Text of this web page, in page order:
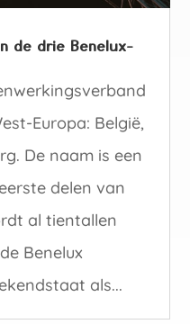
de drie Benelux-
Europa: België,
De naam is een
delen van
al tientallen
Benelux
als...